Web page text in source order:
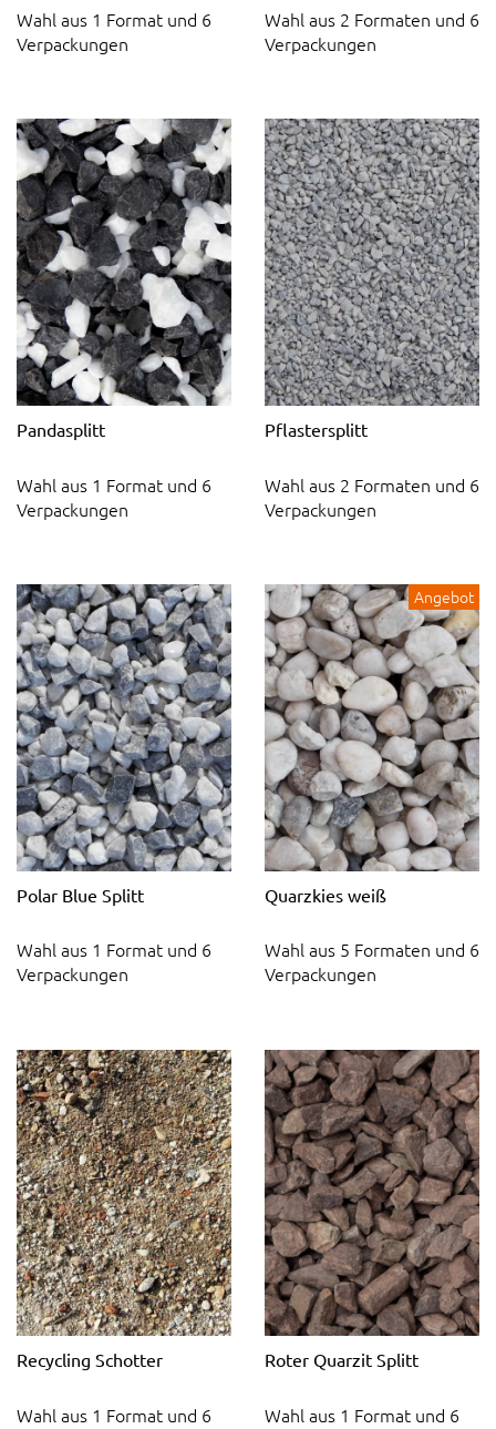
Wahl aus 1 Format und 6
Verpackungen
Wahl aus 2 Formaten und 6
Verpackungen
Pandasplitt
Wahl aus 1 Format und 6
Verpackungen
Pflastersplitt
Wahl aus 2 Formaten und 6
Verpackungen
Polar Blue Splitt
Wahl aus 1 Format und 6
Verpackungen
Angebot
Quarzkies weiß
Wahl aus 5 Formaten und 6
Verpackungen
Recycling Schotter
Wahl aus 1 Format und 6
Roter Quarzit Splitt
Wahl aus 1 Format und 6